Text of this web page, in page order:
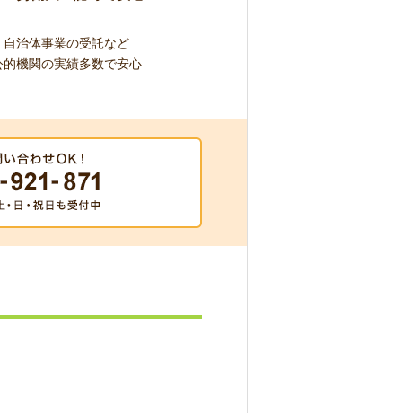
自治体事業の受託など
的機関の実績多数で安心